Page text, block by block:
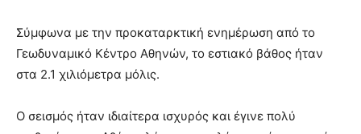
Σύμφωνα με την προκαταρκτική ενημέρωση από το
Γεωδυναμικό Κέντρο Αθηνών, το εστιακό βάθος ήταν
στα 2.1 χιλιόμετρα μόλις.
Ο σεισμός ήταν ιδιαίτερα ισχυρός και έγινε πολύ